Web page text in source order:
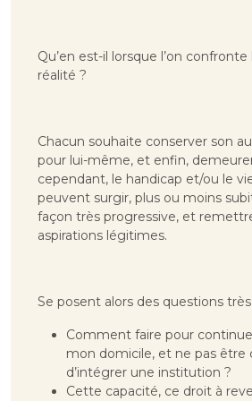
Qu’en est-il lorsque l’on
réalité ?
Chacun souhaite conserver son
pour lui-même, et enfin,
cependant, le handicap et/ou le
peuvent surgir, plus ou moins
façon très progressive, et
aspirations légitimes.
Se posent alors des questions
Comment faire pour
mon domicile, et ne pas être
d’intégrer une institution ?
Cette capacité, ce droit à